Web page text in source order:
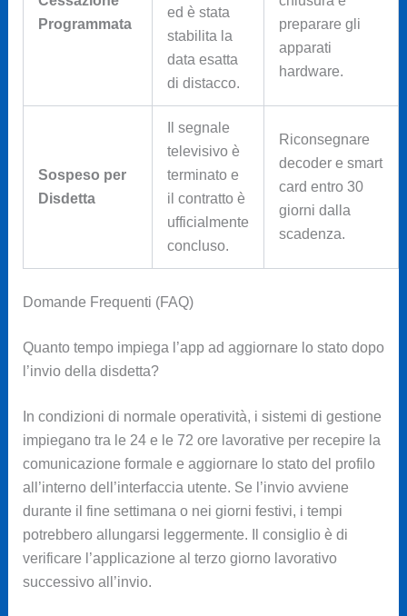
Programmata
ed è stata
stabilita la
data esatta
di distacco.
preparare gli
apparati
hardware.
Sospeso per
Disdetta
Il segnale
televisivo è
terminato e
il contratto è
ufficialmente
concluso.
Riconsegnare
decoder e smart
card entro 30
giorni dalla
scadenza.
Domande Frequenti (FAQ)
Quanto tempo impiega l’app ad aggiornare lo stato dopo
l’invio della disdetta?
In condizioni di normale operatività, i sistemi di gestione
impiegano tra le 24 e le 72 ore lavorative per recepire la
comunicazione formale e aggiornare lo stato del profilo
all’interno dell’interfaccia utente. Se l’invio avviene
durante il fine settimana o nei giorni festivi, i tempi
potrebbero allungarsi leggermente. Il consiglio è di
verificare l’applicazione al terzo giorno lavorativo
successivo all’invio.